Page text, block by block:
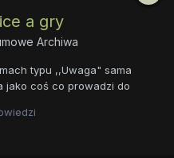
a gry
Archiwa
typu ,,Uwaga" sama
jako coś co prowadzi do
się to ,że gram w typowe
jak inne